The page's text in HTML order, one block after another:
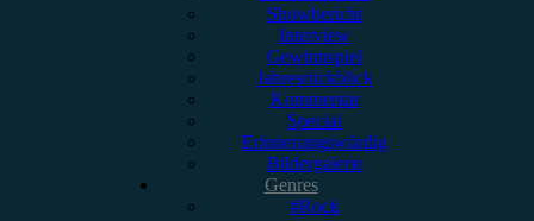
Showbericht
Interview
Gewinnspiel
Jahresrückblick
Kommentar
Special
Erinnerungswürdig
Bildergalerie
Genres
#Rock